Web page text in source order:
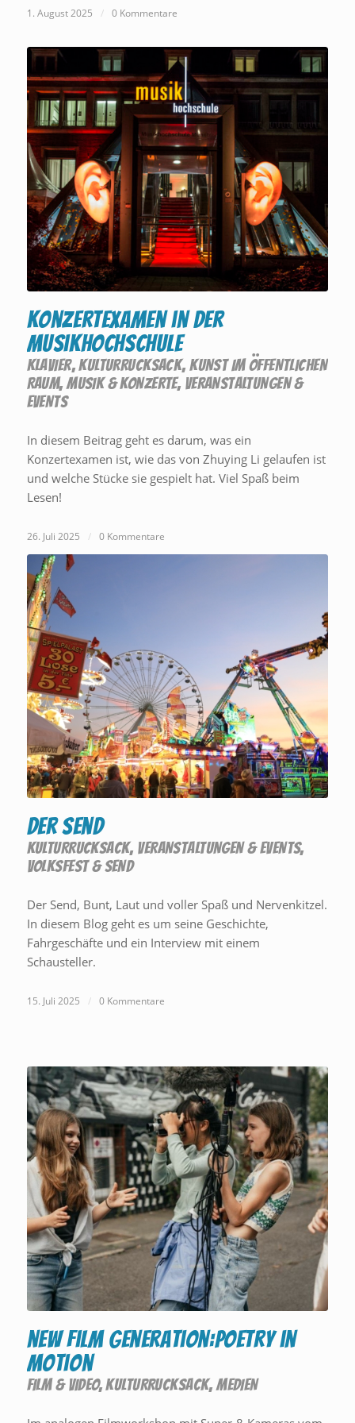
1. August 2025 / 0 Kommentare
Konzertexamen in der
Musikhochschule
KLAVIER,KULTURRUCKSACK,KUNST IM ÖFFENTLICHEN
RAUM,MUSIK & KONZERTE, VERANSTALTUNGEN &
EVENTS
In diesem Beitrag geht es darum, was ein
Konzertexamen ist, wie das von Zhuying Li gelaufen ist
und welche Stücke sie gespielt hat. Viel Spaß beim
Lesen!
26. Juli 2025 / 0 Kommentare
Der Send
KULTURRUCKSACK, VERANSTALTUNGEN & EVENTS,
VOLKSFEST & SEND
Der Send, Bunt, Laut und voller Spaß und Nervenkitzel.
In diesem Blog geht es um seine Geschichte,
Fahrgeschäfte und ein Interview mit einem
Schausteller.
15. Juli 2025 / 0 Kommentare
new film generation:poetry in
motion
FILM & VIDEO,KULTURRUCKSACK,MEDIEN